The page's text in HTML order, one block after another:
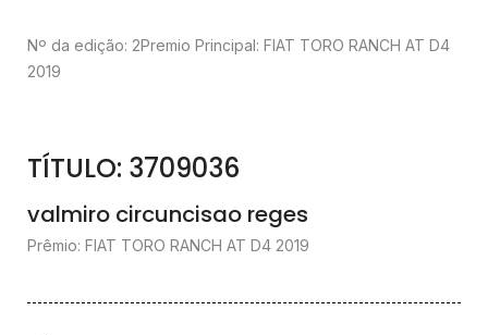
Nº da edição: 2Premio Principal: FIAT TORO RANCH AT D4
2019
TÍTULO: 3709036
valmiro circuncisao reges
Prêmio: FIAT TORO RANCH AT D4 2019